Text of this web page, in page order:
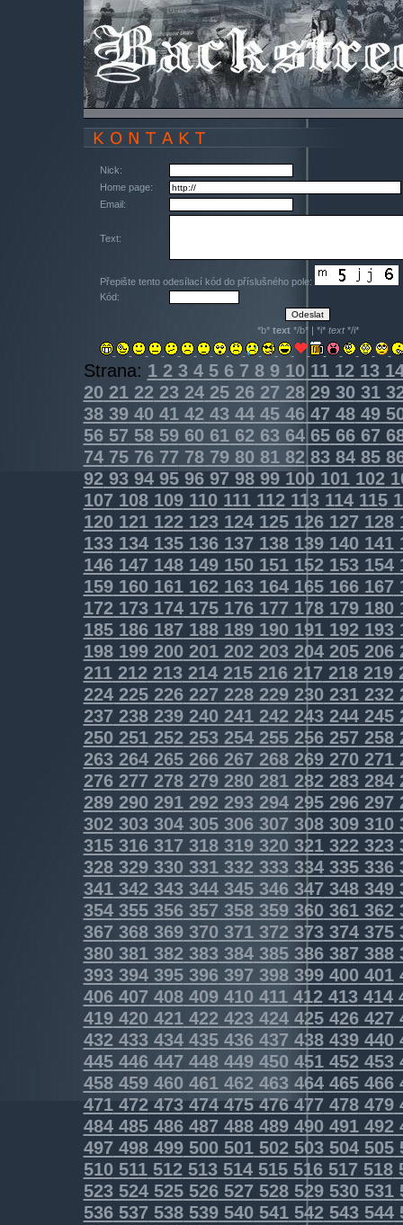
Nick:
Home page:
Email:
Text:
Přepište tento odesílací kód do příslušného pole:
Kód:
*b* text*/b* | *i* text*/i*
Strana: 1234567 8910111213
2021222324252627 28293031
383940414243444546474849
5657 585960 61626364656667
74757677 787980 8182838485
9293949596979899100101102
107108109110111112113114115
120121122123124125126127128
133134135136137138139140141
146147148149150151152153154
159160161162163164165166167
172173174175176177178179180
185186187188189190191192193
198199200201202203204205206
211212213214215216217218219
224225226227228229230231232
237238239240241242243244245
250251252253254255256257258
263264265266267 268269270271
276277278279280281282283284
289290291292293294295296297
302303304305306307 308309310
315316317 318319320321322323
328329330331332333334335336
341342343344345346347348349
354355356357 358359360361362
367368369370 371372373374375
380381382383384385386387388
393394395396397 398399400401
406407 408409410 411412413414
419420421422423424425426427
432433434435436437 438439440
445446447 448449450 451452453
458459460461462463464465466
471472473474475476477478479
484485486487488489490491492
497498499500501502503504505
510511512513514515516517518
523524525526527528529530531
536537538539540541542543544